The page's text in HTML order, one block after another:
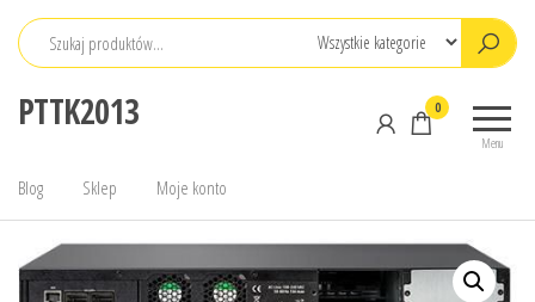
Przejdź
PTTK2013
Menu
0
Blog Sklep Moje konto